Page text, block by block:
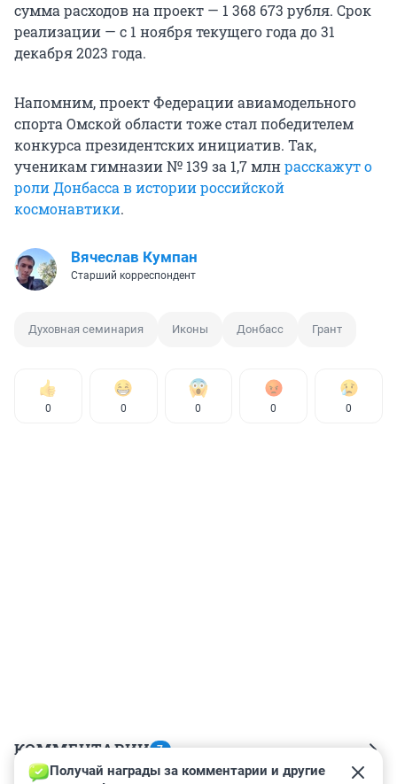
сумма расходов на проект — 1 368 673 рубля. Срок
реализации — с 1 ноября текущего года до 31
декабря 2023 года.
Напомним, проект Федерации авиамодельного
спорта Омской области тоже стал победителем
конкурса президентских инициатив. Так,
ученикам гимназии № 139 за 1,7 млнрасскажут о
роли Донбасса в истории российской
космонавтики.
Вячеслав Кумпан
Старший корреспондент
Духовная семинария Иконы Донбасс Грант
0 0 0 0 0
КОММЕНТАРИИ 7
Получай награды за комментарии и другие